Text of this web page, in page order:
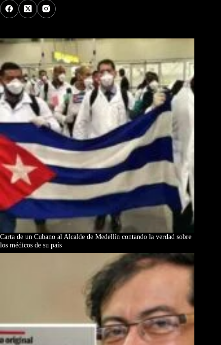
Carta de un Cubano al Alcalde de Medellín contando la verdad sobre
los médicos de su país